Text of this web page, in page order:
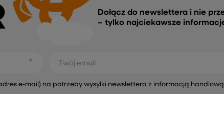
Dołącz do newslettera i nie
– tylko najciekawsze
Twój email
e-mail) na potrzeby wysyłki newslettera z informacją